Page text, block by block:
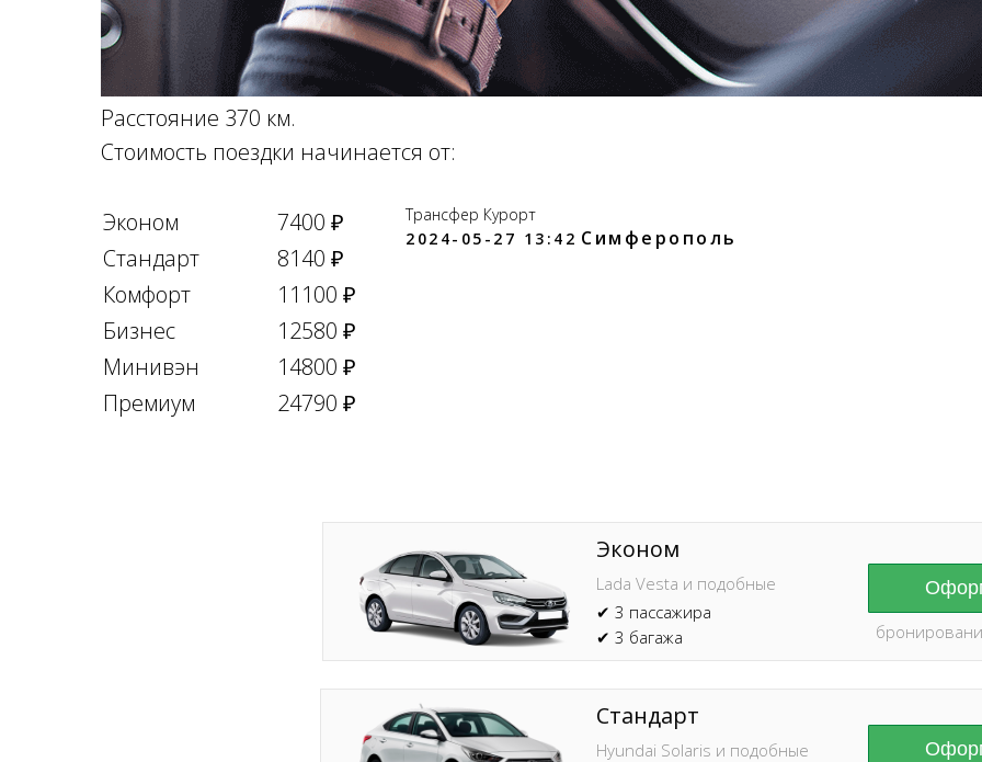
Расстояние 370 км.
Стоимость поездки начинается от:
Эконом
7400 ₽
Стандарт
8140 ₽
Комфорт
11100 ₽
Бизнес
12580 ₽
Минивэн
14800 ₽
Премиум
24790 ₽
Трансфер Курорт
2024-05-27 13:42 Симферополь
Стандарт
Hyundai Solaris и подобные
Эконом
Lada Vesta и подобные
✔ 3 пассажира
✔ 3 багажа